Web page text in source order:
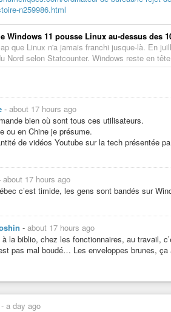
n259986.html
Windows 11 pousse Linux au-dessus
que Linux n'a jamais franchi jusque-là. En
Nord selon Statcounter. Windows reste en
- about 17 hours ago
bien où sont tous ces utilisateurs.
ou en Chine je présume.
de vidéos Youtube sur la tech présentée
about 17 hours ago
c’est timide, les gens sont bandés sur
- about 17 hours ago
la biblio, chez les fonctionnaires, au travail,
pas mal boudé… Les enveloppes brunes, ça
- a day ago